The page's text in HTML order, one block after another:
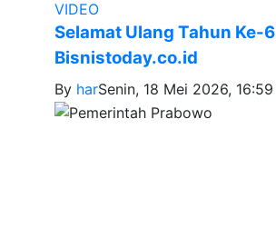
VIDEO
Selamat Ulang Tahun Ke-6
Bisnistoday.co.id
By harSenin, 18 Mei 2026, 16:59